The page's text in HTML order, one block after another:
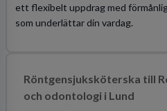
ett flexibelt uppdrag med
som underlättar din vardag.
Röntgensjuksköterska till
och odontologi i Lund